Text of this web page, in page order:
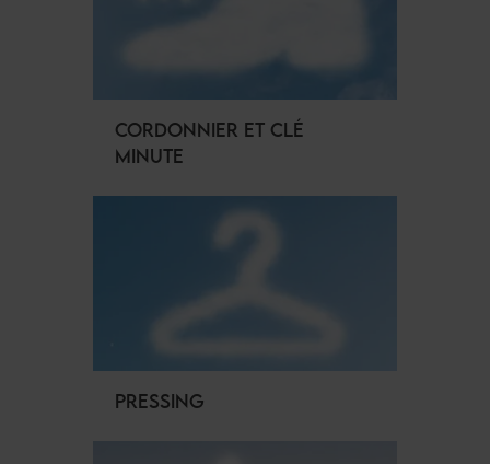
CORDONNIER ET CLÉ
MINUTE
PRESSING